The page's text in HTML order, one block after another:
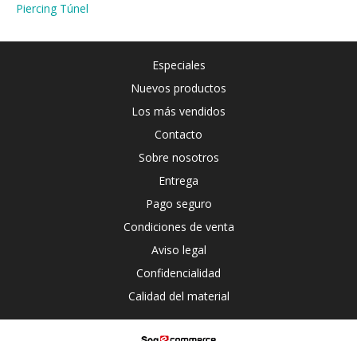
Piercing Túnel
Especiales
Nuevos productos
Los más vendidos
Contacto
Sobre nosotros
Entrega
Pago seguro
Condiciones de venta
Aviso legal
Confidencialidad
Calidad del material